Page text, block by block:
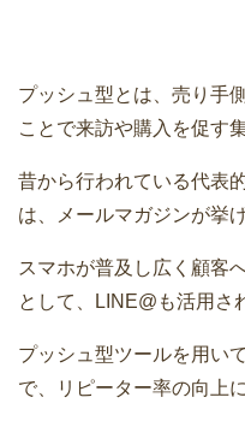
プッシュ型とは、売り手
ことで来訪や購入を促す
昔から行われている代表
は、メールマガジンが挙
スマホが普及し広く顧客
として、LINE@も活用さ
プッシュ型ツールを用い
で、リピーター率の向上